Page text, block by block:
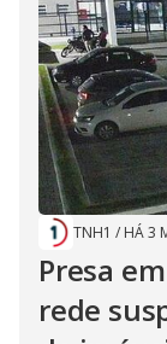
TNH1 / HÁ 3
Presa
rede